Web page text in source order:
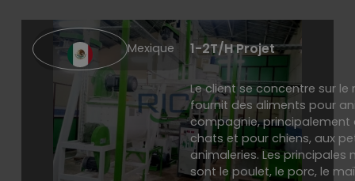
Mexique 1-2T/H Projet
Le client se concentre sur
fournit des aliments pour
compagnie, principalement
chats et pour chiens, aux
animaleries. Les principales
sont le poulet, le porc, le